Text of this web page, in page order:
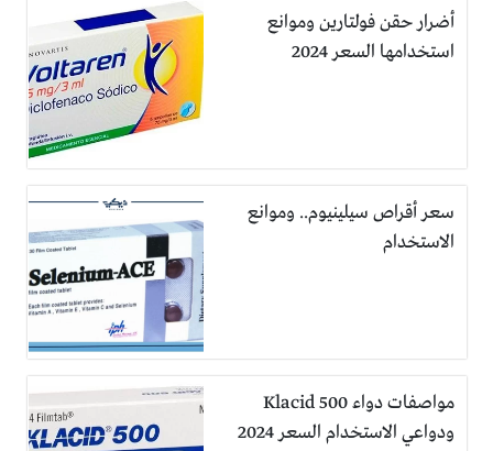
أضرار حقن فولتارين وموانع
استخدامها السعر 2024
سعر أقراص سيلينيوم.. وموانع
الاستخدام
مواصفات دواء Klacid 500
ودواعي الاستخدام السعر 2024